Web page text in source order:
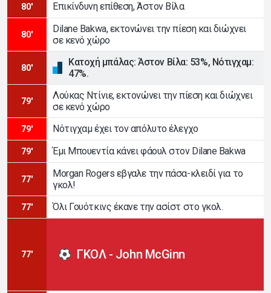
80' Επικίνδυνη επίθεση, Άστον Βίλα
80'
Dilane Bakwa, εκτονώνει την πίεση και διώχνει
σε κενό χώρο
80'
Κατοχή μπάλας: Άστον Βίλα: 53%, Νότιγχαμ:
47%.
79'
Λούκας Ντίνιε, εκτονώνει την πίεση και διώχνει
σε κενό χώρο
79' Νότιγχαμ έχει τον απόλυτο έλεγχο
79' Έμι Μπουεντία κάνει φάουλ στον Dilane Bakwa
77'
Morgan Rogers εβγαλε την πάσα-κλειδί για το
γκολ!
77' Όλι Γουότκινς έκανε την ασίστ στο γκολ.
77' ΓΚΟΛ - John McGinn